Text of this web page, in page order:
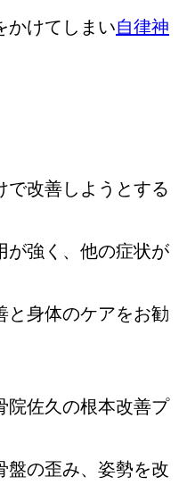
かけてしまい自律神
で改善しようとする
が強く、他の症状が
と身体のケアをお勧
院佐久の根本改善プ
盤の歪み、姿勢を改